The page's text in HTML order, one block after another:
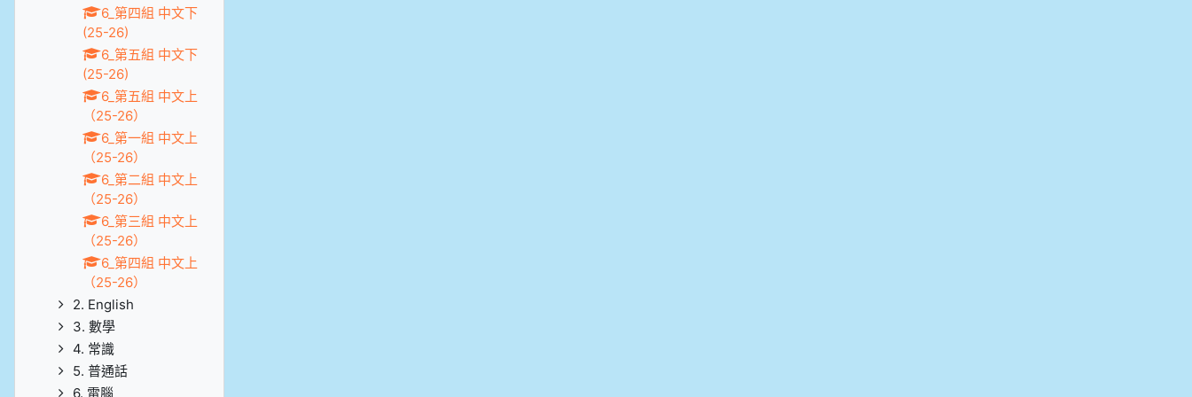
6_第四組 中文下
(25-26)
6_第五組 中文下
(25-26)
6_第五組 中文上
（25-26）
6_第一組 中文上
（25-26）
6_第二組 中文上
（25-26）
6_第三組 中文上
（25-26）
6_第四組 中文上
（25-26）
2. English
3. 數學
4. 常識
5. 普通話
6. 電腦